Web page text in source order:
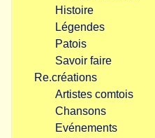
Histoire
Légendes
Patois
Savoir faire
Re.créations
Artistes comtois
Chansons
Evénements